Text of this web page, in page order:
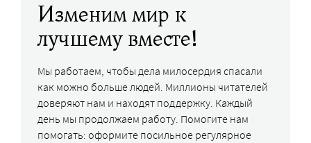
Изменим мир к
лучшему вместе!
Мы работаем, чтобы дела милосердия спасали
как можно больше людей. Миллионы читателей
доверяют нам и находят поддержку. Каждый
день мы продолжаем работу. Помогите нам
помогать: оформите посильное регулярное